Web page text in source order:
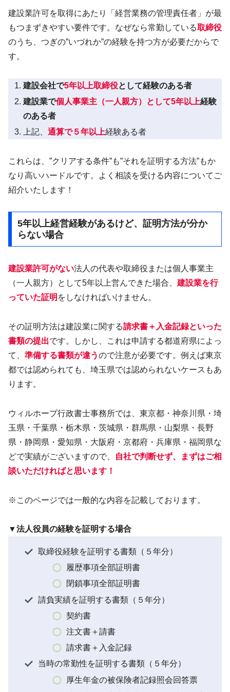
建設業許可を取得にあたり「経営業務の管理責任者」が最
もつまずきやすい要件です。なぜなら常勤している取締役
のうち、つぎの”いづれか”の経験を持つ方が必要だからで
す。
建設会社で5年以上取締役として経験のある者
建設業で個人事業主（一人親方）として5年以上経験
のある者
上記、通算で５年以上経験ある者
これらは、”クリアする条件”も”それを証明する方法”もか
なり高いハードルです。よく相談を受ける内容についてご
紹介いたします！
5年以上経営経験があるけど、証明方法が分か
らない場合
建設業許可がない法人の代表や取締役または個人事業主
（一人親方）として5年以上営んできた場合、 建設業を行
っていた証明 をしなければいけません。
その証明方法は建設業に関する請求書＋入金記録といった
書類の提出です。しかし、これは申請する都道府県によっ
て、 準備する書類が違うので注意が必要です。例えば東京
都では認められても、埼玉県では認められないケースもあ
ります。
ウィルホープ行政書士事務所では、東京都・神奈川県・埼
玉県・千葉県・栃木県・茨城県・群馬県・山梨県・長野
県・静岡県・愛知県・大阪府・京都府・兵庫県・福岡県な
どで実績がございますので、
自社で判断せず、まずはご相
談いただければと思います！
※このページでは一般的な内容を記載しております。
▼法人役員の経験を証明する場合
取締役経験を証明する書類（５年分）
履歴事項全部証明書
閉鎖事項全部証明書
請負実績を証明する書類（５年分）
契約書
注文書＋請書
請求書＋入金記録
当時の常勤性を証明する書類（５年分）
厚生年金の被保険者記録照会回答票